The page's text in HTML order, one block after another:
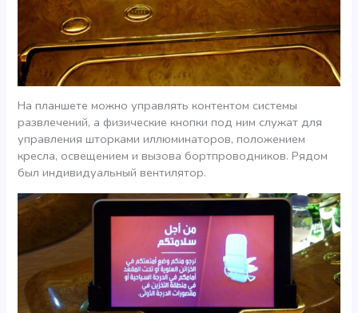
На планшете можно управлять контентом системы
развлечений, а физические кнопки под ним служат для
управления шторками иллюминаторов, положением
кресла, освещением и вызова бортпроводников. Рядом
был индивидуальный вентилятор.